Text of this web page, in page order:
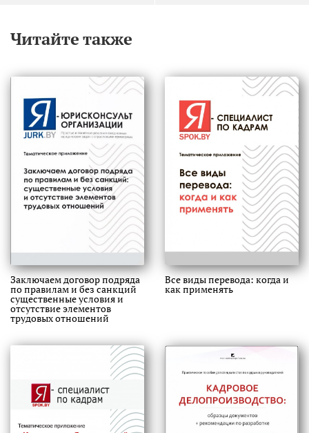
Читайте также
Заключаем договор подряда
по правилам и без санкций
существенные условия и
отсутствие элементов
трудовых отношений
Все виды перевода: когда и
как применять